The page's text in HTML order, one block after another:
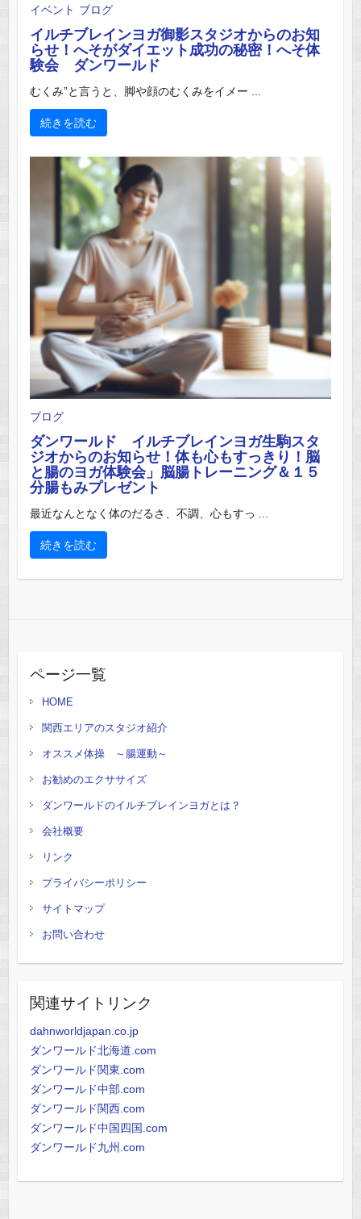
イベント ブログ
イルチブレインヨガ御影スタジオからのお知
らせ！へそがダイエット成功の秘密！へそ体
験会 ダンワールド
むくみ”と言うと、脚や顔のむくみをイメー ...
続きを読む
ブログ
ダンワールド イルチブレインヨガ生駒スタ
ジオからのお知らせ！体も心もすっきり！脳
と腸のヨガ体験会」脳腸トレーニング＆１５
分腸もみプレゼント
最近なんとなく体のだるさ、不調、心もすっ ...
続きを読む
ページ一覧
HOME
関西エリアのスタジオ紹介
オススメ体操 ～腸運動～
お勧めのエクササイズ
ダンワールドのイルチブレインヨガとは？
会社概要
リンク
プライバシーポリシー
サイトマップ
お問い合わせ
関連サイトリンク
dahnworldjapan.co.jp
ダンワールド北海道.com
ダンワールド関東.com
ダンワールド中部.com
ダンワールド関西.com
ダンワールド中国四国.com
ダンワールド九州.com